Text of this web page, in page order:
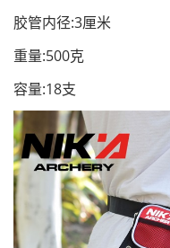
胶管内径:3厘米
重量:500克
容量:18支